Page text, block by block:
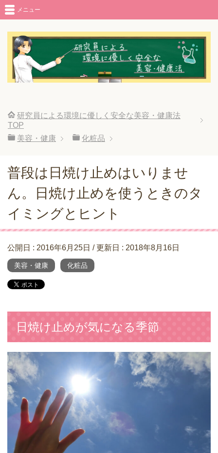
メニュー
研究員による環境に優しく安全な美容・健康法
TOP
美容・健康
化粧品
普段は日焼け止めはいりませ
ん。日焼け止めを使うときのタ
イミングとヒント
公開日 : 2016年6月25日 / 更新日 : 2018年8月16日
美容・健康 化粧品
日焼け止めが気になる季節